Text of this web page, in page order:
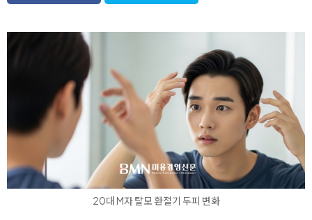
20대 M자 탈모 환절기 두피 변화